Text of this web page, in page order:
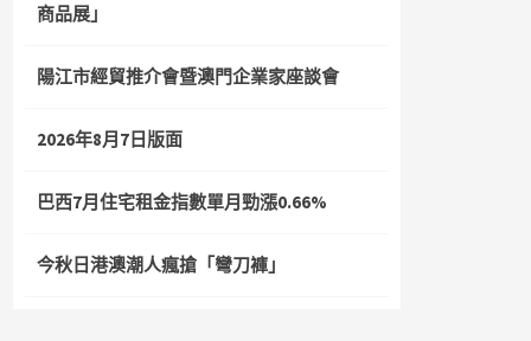
商品展」
陽江市經貿推介會暨澳門企業家座談會
2026年8月7日版面
巴西7月住宅租金指數單月勁漲0.66%
今秋日港澳潮人瘋搶「彎刀褲」